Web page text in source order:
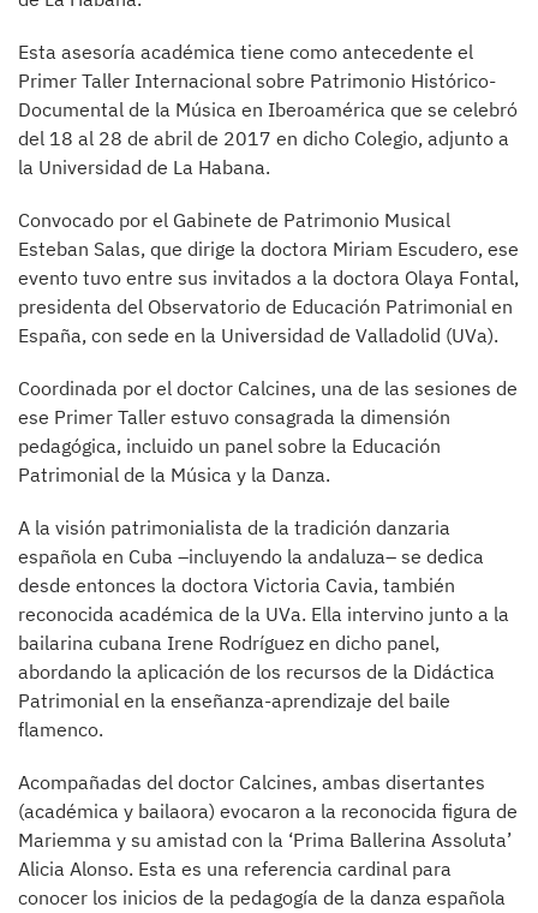
Esta asesoría académica tiene como antecedente el
Primer Taller Internacional sobre Patrimonio Histórico-
Documental de la Música en Iberoamérica que se celebró
del 18 al 28 de abril de 2017 en dicho Colegio, adjunto a
la Universidad de La Habana.
Convocado por el Gabinete de Patrimonio Musical
Esteban Salas, que dirige la doctora Miriam Escudero, ese
evento tuvo entre sus invitados a la doctora Olaya Fontal,
presidenta del Observatorio de Educación Patrimonial en
España, con sede en la Universidad de Valladolid (UVa).
Coordinada por el doctor Calcines, una de las sesiones de
ese Primer Taller estuvo consagrada la dimensión
pedagógica, incluido un panel sobre la Educación
Patrimonial de la Música y la Danza.
A la visión patrimonialista de la tradición danzaria
española en Cuba –incluyendo la andaluza– se dedica
desde entonces la doctora Victoria Cavia, también
reconocida académica de la UVa. Ella intervino junto a la
bailarina cubana Irene Rodríguez en dicho panel,
abordando la aplicación de los recursos de la Didáctica
Patrimonial en la enseñanza-aprendizaje del baile
flamenco.
Acompañadas del doctor Calcines, ambas disertantes
(académica y bailaora) evocaron a la reconocida figura de
Mariemma y su amistad con la ‘Prima Ballerina Assoluta’
Alicia Alonso. Esta es una referencia cardinal para
conocer los inicios de la pedagogía de la danza española